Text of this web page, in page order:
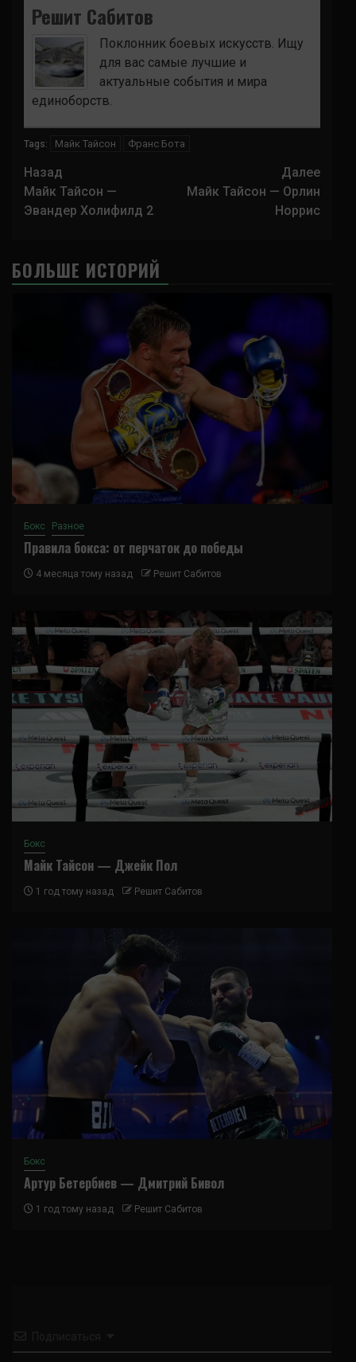
Решит Сабитов
Поклонник боевых искусств. Ищу
для вас самые лучшие и
актуальные события и мира
единоборств.
Tags: Майк Тайсон Франс Бота
Навигация
записи
Назад
Майк Тайсон —
Эвандер Холифилд 2
Далее
Майк Тайсон — Орлин
Норрис
БОЛЬШЕ ИСТОРИЙ
Бокс Разное
Правила бокса: от перчаток до победы
4 месяца тому назад Решит Сабитов
Бокс
Майк Тайсон — Джейк Пол
1 год тому назад Решит Сабитов
Бокс
Артур Бетербиев — Дмитрий Бивол
1 год тому назад Решит Сабитов